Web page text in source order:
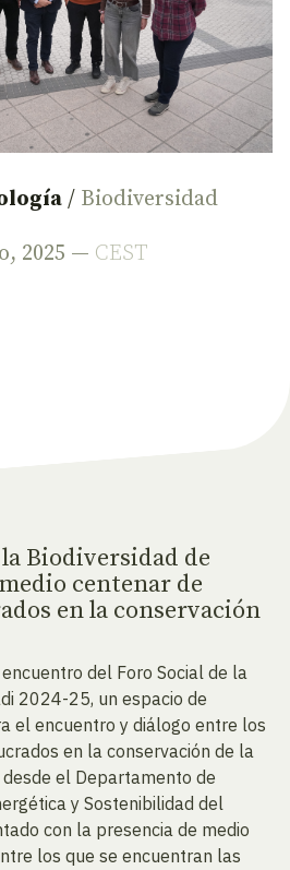
/ Biodiversidad
2025 — CEST
Biodiversidad de
centenar de
en la conservación
del Foro Social de la
2024-25, un espacio de
el encuentro y diálogo entre los
en la conservación de la
el Departamento de
y Sostenibilidad del
con la presencia de medio
los que se encuentran las